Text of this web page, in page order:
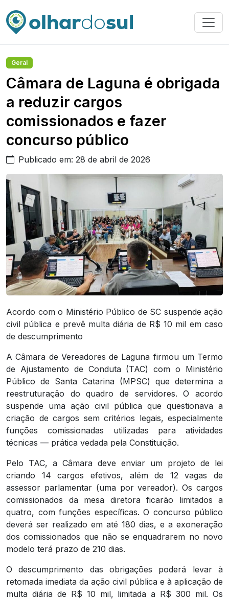
Geral
Câmara de Laguna é obrigada
a reduzir cargos
comissionados e fazer
concurso público
Publicado em: 28 de abril de 2026
Acordo com o Ministério Público de SC suspende ação
civil pública e prevê multa diária de R$ 10 mil em caso
de descumprimento
A Câmara de Vereadores de Laguna firmou um Termo
de Ajustamento de Conduta (TAC) com o Ministério
Público de Santa Catarina (MPSC) que determina a
reestruturação do quadro de servidores. O acordo
suspende uma ação civil pública que questionava a
criação de cargos sem critérios legais, especialmente
funções comissionadas utilizadas para atividades
técnicas — prática vedada pela Constituição.
Pelo TAC, a Câmara deve enviar um projeto de lei
criando 14 cargos efetivos, além de 12 vagas de
assessor parlamentar (uma por vereador). Os cargos
comissionados da mesa diretora ficarão limitados a
quatro, com funções específicas. O concurso público
deverá ser realizado em até 180 dias, e a exoneração
dos comissionados que não se enquadrarem no novo
modelo terá prazo de 210 dias.
O descumprimento das obrigações poderá levar à
retomada imediata da ação civil pública e à aplicação de
multa diária de R$ 10 mil, limitada a R$ 300 mil. Os